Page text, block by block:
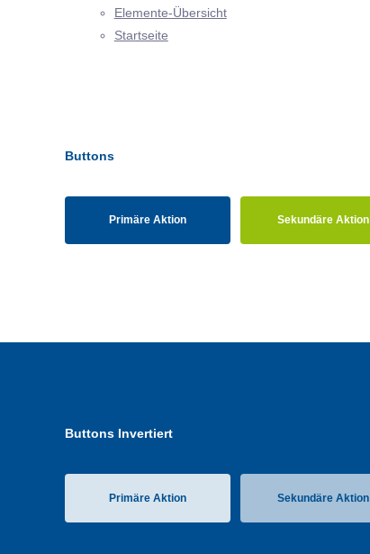
Elemente-Übersicht
Startseite
Buttons
Primäre Aktion Sekundäre Aktion
Buttons Invertiert
Primäre Aktion Sekundäre Aktion